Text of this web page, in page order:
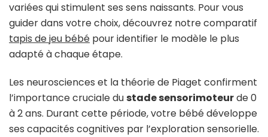
variées qui stimulent ses sens naissants. Pour vous
guider dans votre choix, découvrez notre comparatif
tapis de jeu bébé pour identifier le modèle le plus
adapté à chaque étape.
Les neurosciences et la théorie de Piaget confirment
l’importance cruciale dustade sensorimoteurde 0
à 2 ans. Durant cette période, votre bébé développe
ses capacités cognitives par l’exploration sensorielle.